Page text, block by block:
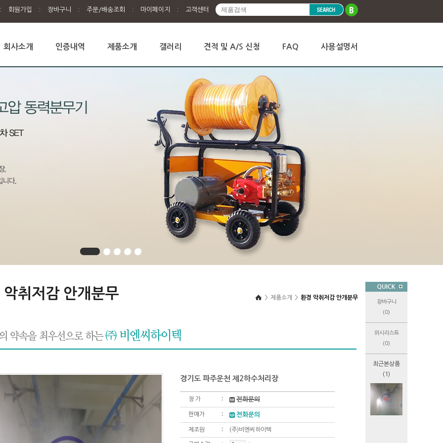
: 회원가입 : 장바구니 : 주문/배송조회 : 마이페이지 : 고객센터
회사소개 인증내역 제품소개 갤러리 견적 및 A/S 신청 FAQ 사용설명서
악취저감 안개분무 > 제품소개 > 환경 악취저감 안개분무
경기도 파주운천 제2하수처리장
정 가 전화문의
판매가 전화문의
제조원 (주)비엔씨하이텍
장바구니
(0)
위시리스트
(0)
최근본상품
(1)